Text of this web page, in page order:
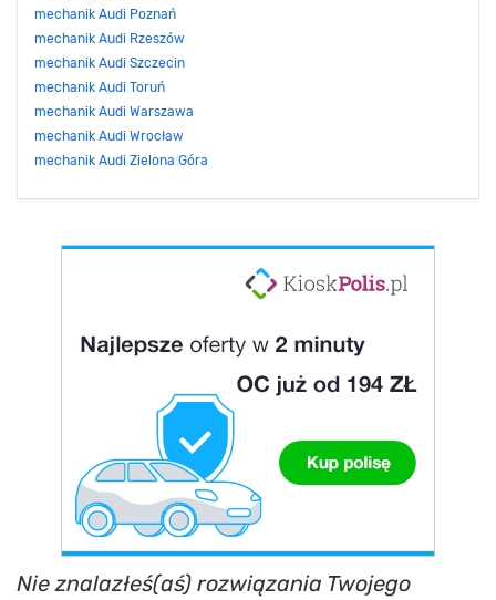
mechanik Audi Poznań
mechanik Audi Rzeszów
mechanik Audi Szczecin
mechanik Audi Toruń
mechanik Audi Warszawa
mechanik Audi Wrocław
mechanik Audi Zielona Góra
Nie znalazłeś(aś) rozwiązania Twojego